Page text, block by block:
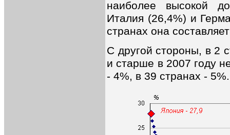
наиболее высокой
Италия (26,4%) и
странах она
С другой стороны, в 2
и старше в 2007 году
- 4%, в 39 странах - 5%.